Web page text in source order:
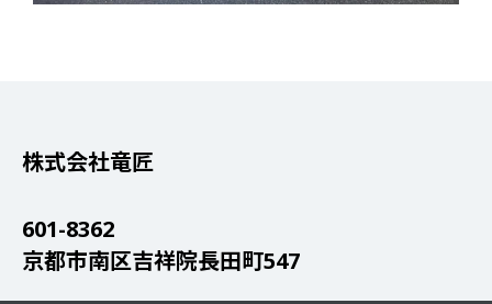
株式会社竜匠
601-8362
京都市南区吉祥院長田町547